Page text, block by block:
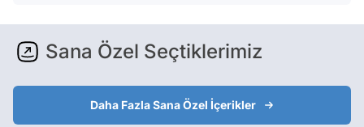
Sana Özel Seçtiklerimiz
Daha Fazla Sana Özel İçerikler